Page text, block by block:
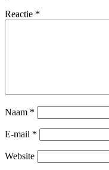
Reactie *
Naam *
E-mail *
Website